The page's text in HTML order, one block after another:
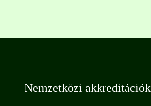
Nemzetközi akkreditációk